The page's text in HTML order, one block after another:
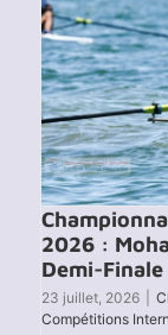
2026 :
Demi-Finale
23 juillet, 2026
Compétitions